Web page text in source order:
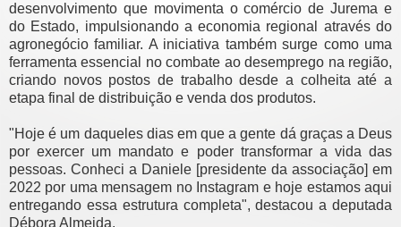
desenvolvimento que movimenta o comércio de Jurema e
do Estado, impulsionando a economia regional através do
agronegócio familiar. A iniciativa também surge como uma
ferramenta essencial no combate ao desemprego na região,
criando novos postos de trabalho desde a colheita até a
etapa final de distribuição e venda dos produtos.
"Hoje é um daqueles dias em que a gente dá graças a Deus
por exercer um mandato e poder transformar a vida das
pessoas. Conheci a Daniele [presidente da associação] em
2022 por uma mensagem no Instagram e hoje estamos aqui
entregando essa estrutura completa", destacou a deputada
Débora Almeida.